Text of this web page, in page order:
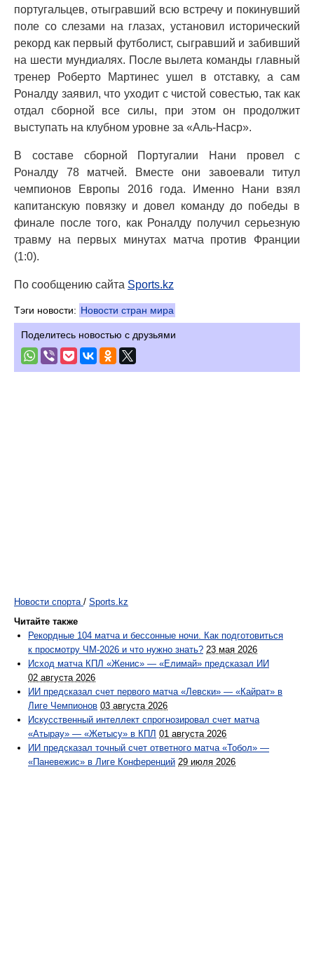
португальцев, отыгравший всю встречу и покинувший
поле со слезами на глазах, установил исторический
рекорд как первый футболист, сыгравший и забивший
на шести мундиалях. После вылета команды главный
тренер Роберто Мартинес ушел в отставку, а сам
Роналду заявил, что уходит с чистой совестью, так как
отдал сборной все силы, при этом он продолжит
выступать на клубном уровне за «Аль-Наср».
В составе сборной Португалии Нани провел с
Роналду 78 матчей. Вместе они завоевали титул
чемпионов Европы 2016 года. Именно Нани взял
капитанскую повязку и довел команду до победы в
финале после того, как Роналду получил серьезную
травму на первых минутах матча против Франции
(1:0).
По сообщению сайта Sports.kz
Тэги новости: Новости стран мира
Поделитесь новостью с друзьями
Новости спорта / Sports.kz
Читайте также
Рекордные 104 матча и бессонные ночи. Как подготовиться
к просмотру ЧМ-2026 и что нужно знать? 23 мая 2026
Исход матча КПЛ «Женис» — «Елимай» предсказал ИИ
02 августа 2026
ИИ предсказал счет первого матча «Левски» — «Кайрат» в
Лиге Чемпионов 03 августа 2026
Искусственный интеллект спрогнозировал счет матча
«Атырау» — «Жетысу» в КПЛ 01 августа 2026
ИИ предсказал точный счет ответного матча «Тобол» —
«Паневежис» в Лиге Конференций 29 июля 2026